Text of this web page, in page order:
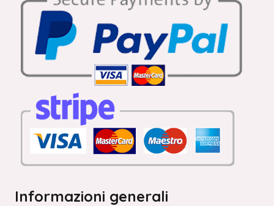
Informazioni generali